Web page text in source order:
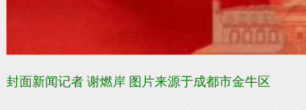
封面新闻记者 谢燃岸 图片来源于成都市金牛区